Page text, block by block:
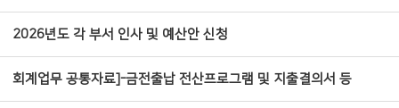
2026년도 각 부서 인사 및 예산안 신청
회계업무 공통자료]-금전출납 전산프로그램 및 지출결의서 등